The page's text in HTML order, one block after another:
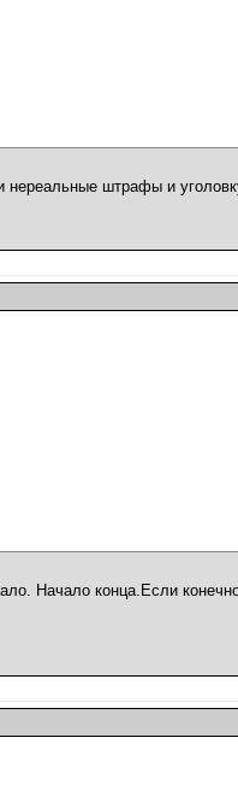
нереальные штрафы и
Начало конца.Если